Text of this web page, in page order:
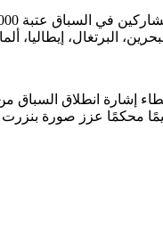
البرتغال، إيطاليا،
إشارة انطلاق
محكمًا عزز صورة